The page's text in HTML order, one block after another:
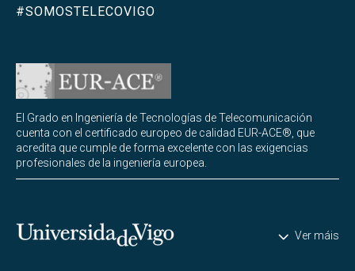
#SOMOSTELECOVIGO
El Grado en Ingeniería de Tecnologías de Telecomunicación
cuenta con el certificado europeo de calidad EUR-ACE®, que
acredita que cumple de forma excelente con las exigencias
profesionales de la ingeniería europea.
Universidade de Vigo Ver máis